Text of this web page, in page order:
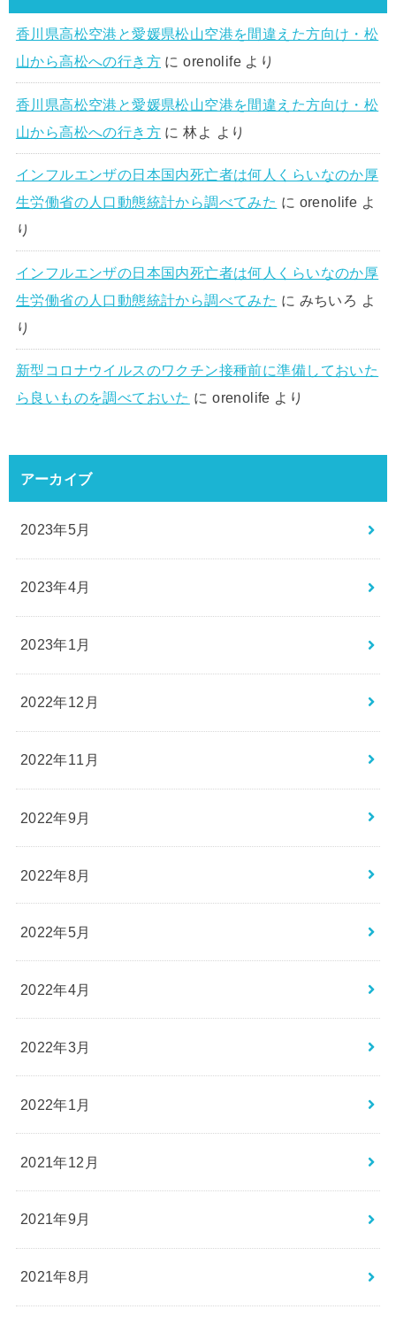
香川県高松空港と愛媛県松山空港を間違えた方向け・松
山から高松への行き方 にorenolife より
香川県高松空港と愛媛県松山空港を間違えた方向け・松
山から高松への行き方 に林よ より
インフルエンザの日本国内死亡者は何人くらいなのか厚
生労働省の人口動態統計から調べてみた に orenolife よ
り
インフルエンザの日本国内死亡者は何人くらいなのか厚
生労働省の人口動態統計から調べてみた に みちいろ
よ
り
新型コロナウイルスのワクチン接種前に準備しておいた
ら良いものを調べておいた にorenolife より
アーカイブ
2023年5月
2023年4月
2023年1月
2022年12月
2022年11月
2022年9月
2022年8月
2022年5月
2022年4月
2022年3月
2022年1月
2021年12月
2021年9月
2021年8月